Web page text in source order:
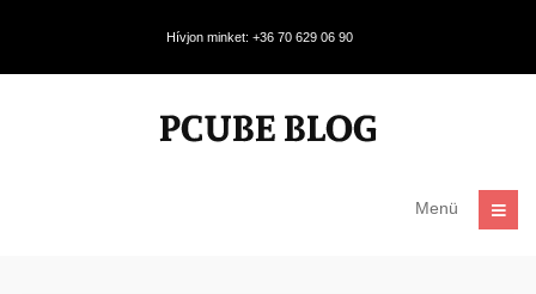
Hívjon minket: +36 70 629 06 90
Menü